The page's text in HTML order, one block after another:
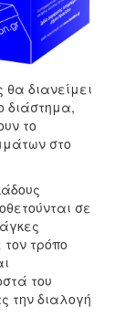
θα διανείμει
διάστημα,
το
στο
σε
τρόπο
του
την διαλογή